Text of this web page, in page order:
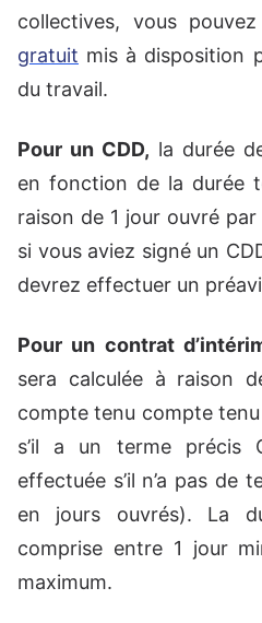
collectives, vous
gratuit mis à disposition
du travail.
Pour un CDD, la durée
en fonction de la durée
raison de 1 jour ouvré
si vous aviez signé un
devrez effectuer un
Pour un contrat
sera calculée à raison
compte tenu compte
s’il a un terme précis
effectuée s’il n’a pas de
en jours ouvrés). La
comprise entre 1 jour
maximum.